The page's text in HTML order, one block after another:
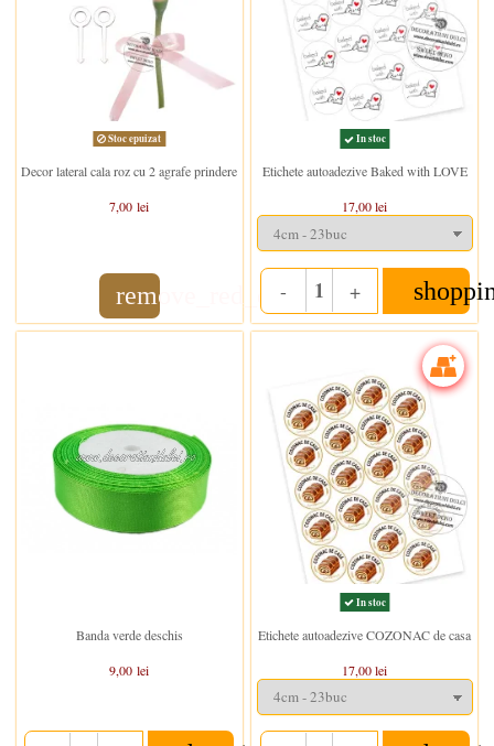
Stoc epuizat
Decor lateral cala roz cu 2 agrafe prindere
7,00 lei
remove_red_eye
In stoc
Etichete autoadezive Baked with LOVE
17,00 lei
- Quantity
+
Banda verde deschis
9,00 lei
In stoc
Etichete autoadezive COZONAC de casa
17,00 lei